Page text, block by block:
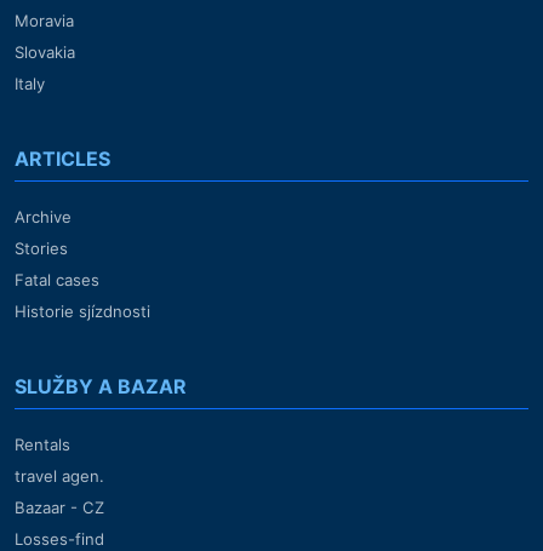
Moravia
Slovakia
Italy
ARTICLES
Archive
Stories
Fatal cases
Historie sjízdnosti
SLUŽBY A BAZAR
Rentals
travel agen.
Bazaar - CZ
Losses-find